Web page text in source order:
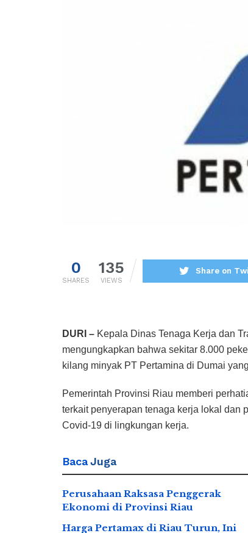
0
SHARES
135
VIEWS
Share on
DURI – Kepala Dinas Tenaga Kerja dan
mengungkapkan bahwa sekitar 8.000
kilang minyak PT Pertamina di Dumai
Pemerintah Provinsi Riau memberi
terkait penyerapan tenaga kerja lokal dan
Covid-19 di lingkungan kerja.
BacaJuga
Perusahaan Raksasa Penggerak
Ekonomi di Provinsi Riau
Harga Pertamax di Riau Turun, Ini